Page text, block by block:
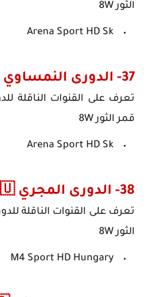
الثور 8W
Arena Sport HD Sk
37- الدورى النمساوي 🇦🇹
تعرف على القنوات الناقلة لل
قمر الثور 8W
Arena Sport HD Sk
38- الدورى المجري 🇭🇺
تعرف على القنوات الناقلة لل
الثور 8W
M4 Sport HD Hungary